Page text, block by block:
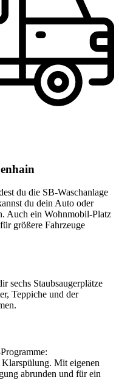
du die SB-Waschanlage
du dein Auto oder
Auch ein Wohnmobil-Platz
größere Fahrzeuge
sechs Staubsaugerplätze
Teppiche und der
Mit eigenen
abrunden und für ein